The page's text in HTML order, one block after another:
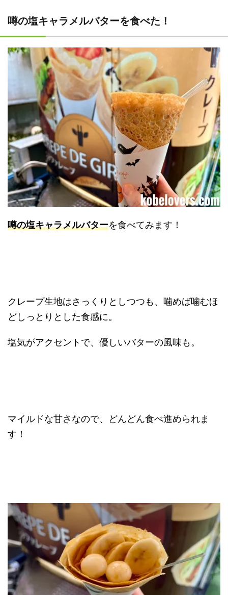
噂の塩キャラメルバターを食べた！
噂の塩キャラメルバターを食べてみます！
クレープ生地はさっくりとしつつも、噛めば噛むほ
どしっとりとした食感に。
塩気がアクセントで、優しいバターの風味も。
マイルドな甘さなので、どんどん食べ進められま
す！